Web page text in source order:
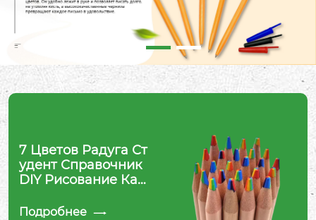
7 Цветов Радуга Ст
удент Справочник
DIY Рисование Кар
Подробнее 